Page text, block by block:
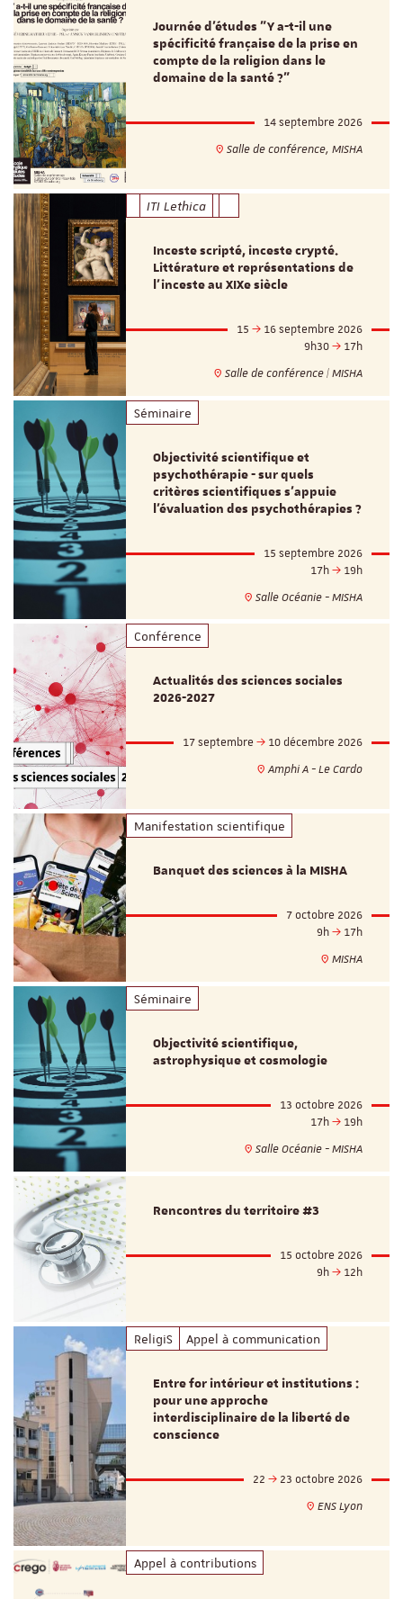
Journée d’études "Y a-t-il une
spécificité française de la prise en
compte de la religion dans le
domaine de la santé ?"
14 septembre 2026
Salle de conférence, MISHA
ITI Lethica
Inceste scripté, inceste crypté.
Littérature et représentations de
l’inceste au XIXe siècle
15
16 septembre 2026
9h30
17h
Salle de conférence | MISHA
Séminaire
Objectivité scientifique et
psychothérapie - sur quels
critères scientifiques s'appuie
l'évaluation des psychothérapies ?
15 septembre 2026
17h
19h
Salle Océanie - MISHA
Conférence
Actualités des sciences sociales
2026-2027
17 septembre
10 décembre 2026
Amphi A - Le Cardo
Manifestation scientifique
Banquet des sciences à la MISHA
7 octobre 2026
9h
17h
MISHA
Séminaire
Objectivité scientifique,
astrophysique et cosmologie
13 octobre 2026
17h
19h
Salle Océanie - MISHA
Rencontres du territoire #3
15 octobre 2026
9h
12h
ReligiS Appel à communication
Entre for intérieur et institutions :
pour une approche
interdisciplinaire de la liberté de
conscience
22
23 octobre 2026
ENS Lyon
Appel à contributions